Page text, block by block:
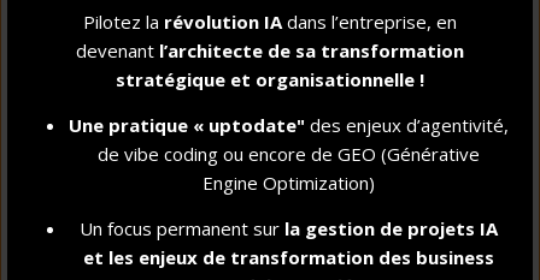
Pilotez la révolution IAdans l’entreprise, en
devenant l’architecte de sa transformation
stratégique et organisationnelle !
Une pratique « uptodate" des enjeux d’agentivité,
de vibe coding ou encore de GEO (Générative
Engine Optimization)
Un focus permanent sur la gestion de projets IA
et les enjeux de transformation des business
92 %
DES DIPLÔMÉS ESTIMENT AVOIR ATTEINT
4,7/5
SATISFACTION DES ÉTUDIANTS
(ACCOMPAGNEMENT PERSONNEL ET COURS)
97 %